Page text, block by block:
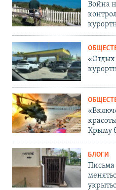
Война
«Отдых
Крыму
БЛОГИ
Письма